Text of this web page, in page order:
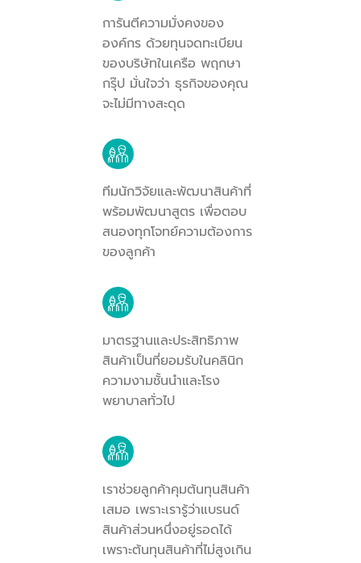
การันตีความมั่งคงของ
องค์กร ด้วยทุนจดทะเบียน
ของบริษัทในเครือ พฤกษา
กรุ๊ป มั่นใจว่า ธุรกิจของคุณ
จะไม่มีทางสะดุด
ทีมนักวิจัยและพัฒนาสินค้าที่
พร้อมพัฒนาสูตร เพื่อตอบ
สนองทุกโจทย์ความต้องการ
ของลูกค้า
มาตรฐานและประสิทธิภาพ
สินค้าเป็นที่ยอมรับในคลินิก
ความงามชั้นนำและโรง
พยาบาลทั่วไป
เราช่วยลูกค้าคุมต้นทุนสินค้า
เสมอ เพราะเรารู้ว่าแบรนด์
สินค้าส่วนหนึ่งอยู่รอดได้
เพราะต้นทุนสินค้าที่ไม่สูงเกิน